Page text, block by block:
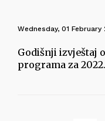
Wednesday, 01 February
Godišnji izvještaj
programa za